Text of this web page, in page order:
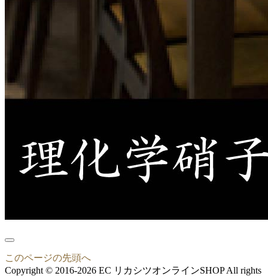
このページの先頭へ
Copyright © 2016-2026 EC リカシツオンラインSHOP All rights